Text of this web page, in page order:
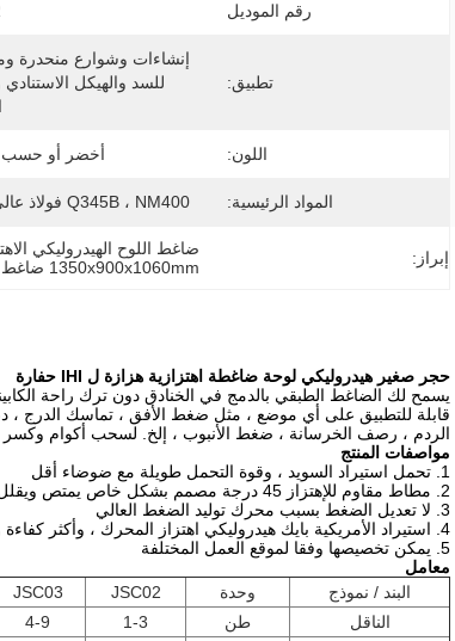
رقم الموديل
تطبيق:
اللون: أخضر أو ​​حسب
المواد الرئيسية: Q345B ، NM400 فولاذ عالي القوة
إبراز: ضاغط اللوح الهيدروليكي
1350x900x1060mm ضاغط الألواح الاهتزازية
حجر صغير هيدروليكي لوحة ضاغطة اهتزازية هزازة ل IHI حفارة
يسمح لك الضاغط الطبقي بالدمج في الخنادق دون ترك راحة
قابلة للتطبيق على أي موضع ، مثل ضغط الأفق ، تماسك
الردم ، رصف الخرسانة ، ضغط الأنبوب ، إلخ. لسحب أكوام وكسر
مواصفات المنتج
1. تحمل استيراد السويد ، وقوة التحمل طويلة مع ضوضاء أقل
2. مطاط مقاوم للإهتزاز 45 درجة مصمم بشكل خاص يمتص ويقلل من قوة الصدمة
3. لا تعديل الضغط بسبب محرك توليد الضغط العالي
4. استيراد الأمريكية بايك هيدروليكي اهتزاز المحرك ، وأكثر كفاءة وموثوقية
5. يمكن تخصيصها وفقا لموقع العمل المختلفة
معامل
البند / نموذج
وحدة JSC02
JSC03
الناقل
طن 1-3
4-9